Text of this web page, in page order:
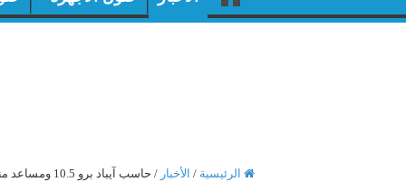
الرئيسية / الأخبار / حاسب آيباد برو 10.5 ومساعد منزلي من ابل خلال مؤتمر WWDC 2017